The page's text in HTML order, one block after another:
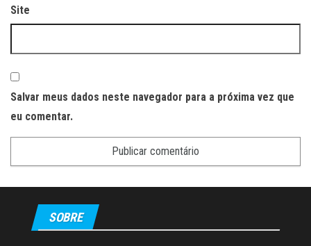
Site
Salvar meus dados neste navegador para a próxima vez que
eu comentar.
SOBRE